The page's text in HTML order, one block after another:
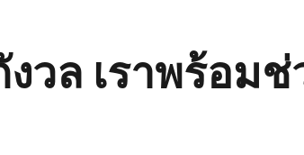
งวล เราพร้อม